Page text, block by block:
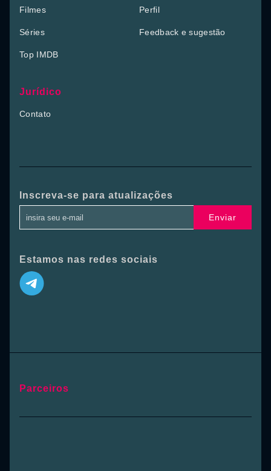
Filmes
Séries
Top IMDB
Perfil
Feedback e sugestão
Jurídico
Contato
Inscreva-se para atualizações
Enviar
Estamos nas redes sociais
Parceiros